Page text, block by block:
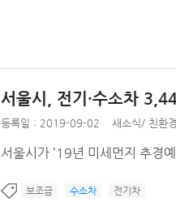
서울시, 전기·수소차
등록일 : 2019-09-02 새소식/ 친환
서울시가 ’19년 미세먼지 추경
보조금 수소차 전기차